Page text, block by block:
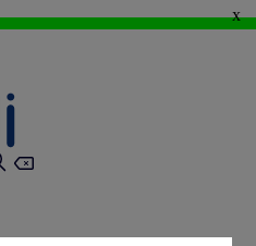
3 articles achetés > j'en profite !
x